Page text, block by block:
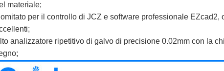
materiale;
per il controllo di JCZ e software professionale EZcad2,
analizzatore ripetitivo di galvo di precisione 0.02mm con la